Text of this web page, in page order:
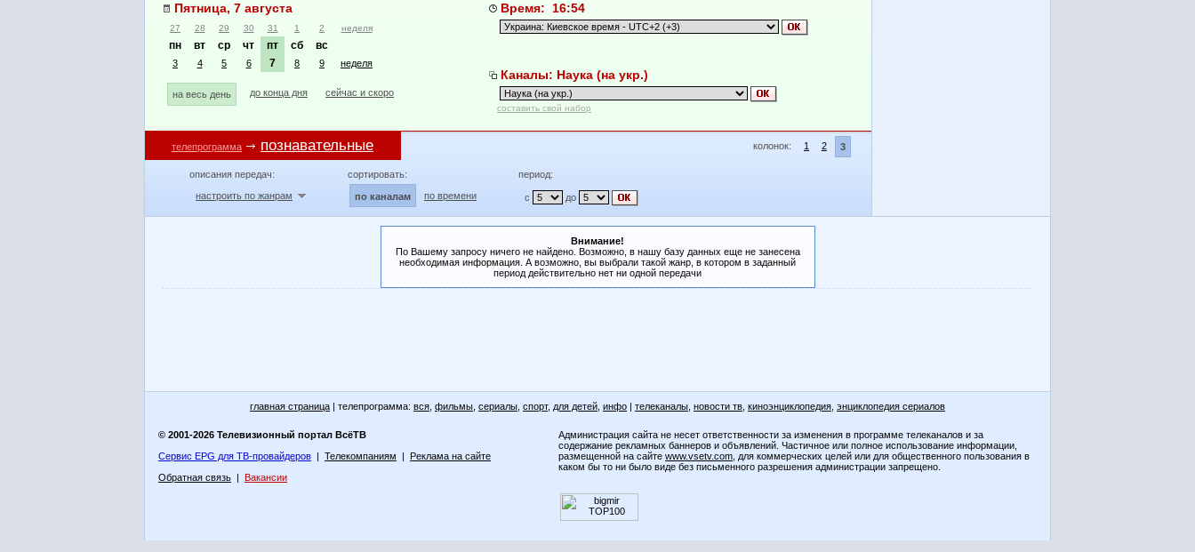
Пятница, 7 августа
27 28 29 30 31 1 2 неделя
пн вт ср чт пт сб вс
3 4 5 6 7 8 9 неделя
на весь день до конца дня сейчас и скоро
Время: 16:54
Каналы: Наука (на укр.)
составить свой набор
телепрограмма познавательные колонок: 1 2 3
описания передач:
настроить по жанрам
сортировать:
по каналам по времени
период:
с до
Внимание!
По Вашему запросу ничего не найдено. Возможно, в нашу базу данных еще не занесена
необходимая информация. А возможно, вы выбрали такой жанр, в котором в заданный
период действительно нет ни одной передачи
главная страница | телепрограмма: вся фильмы сериалы спорт, для детей инфо | телеканалы новости тв киноэнциклопедия энциклопедия сериалов
© 2001-2026 Телевизионный портал ВсёТВ
Сервис EPG для ТВ-провайдеров | Телекомпаниям | Реклама на сайте
Обратная связь | Вакансии
Администрация сайта не несет ответственности за изменения в программе телеканалов и за
содержание рекламных баннеров и объявлений. Частичное или полное использование информации,
размещенной на сайте www.vsetv.com , для коммерческих целей или для общественного пользования в
каком бы то ни было виде без письменного разрешения администрации запрещено.